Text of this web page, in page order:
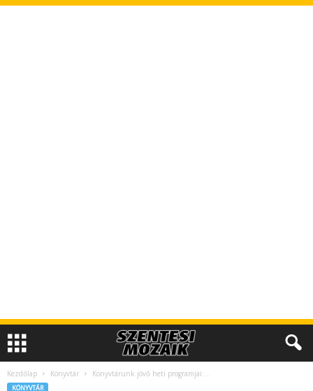
Kezdőlap Könyvtár Könyvtárunk jövő heti programjai:…
KÖNYVTÁR